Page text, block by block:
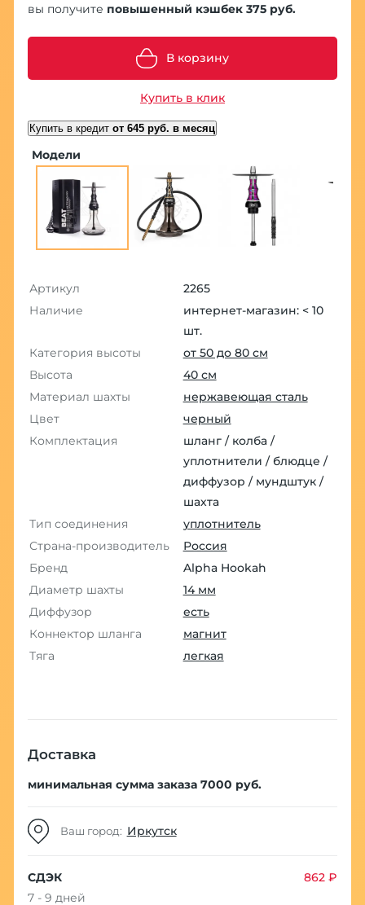
вы получите повышенный кэшбек 375 руб.
В корзину
Купить в клик
Купить в кредит от 645 руб. в месяц
Модели
Артикул
2265
Наличие
интернет-магазин: < 10
шт.
Категория высоты
от 50 до 80 см
Высота
40 см
Материал шахты
нержавеющая сталь
Цвет
черный
Комплектация
шланг / колба /
уплотнители / блюдце /
диффузор / мундштук /
шахта
Тип соединения
уплотнитель
Страна-производитель
Россия
Бренд
Alpha Hookah
Диаметр шахты
14 мм
Диффузор
есть
Коннектор шланга
магнит
Тяга
легкая
Доставка
минимальная сумма заказа 7000 руб.
Ваш город: Иркутск
СДЭК
862 ₽
7 - 9 дней